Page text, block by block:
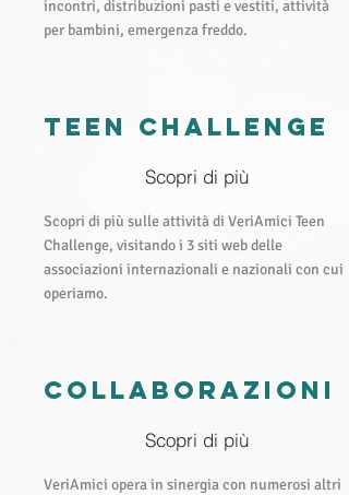
incontri, distribuzioni pasti e vestiti, attività
per bambini, emergenza freddo.
teen challenge
Scopri di più
Scopri di più sulle attività di VeriAmici Teen
Challenge, visitando i 3 siti web delle
associazioni internazionali e nazionali con cui
operiamo.
Collaborazioni
Scopri di più
VeriAmici opera in sinergia con numerosi altri